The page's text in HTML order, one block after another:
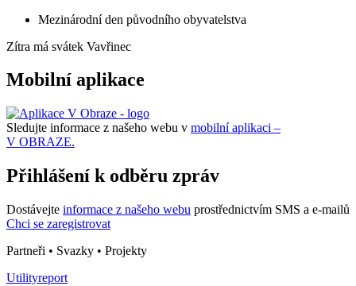
Mezinárodní den původního obyvatelstva
Zítra má svátek Vavřinec
Mobilní aplikace
Sledujte informace z našeho webu v mobilní aplikaci –
V OBRAZE.
Přihlášení k odběru zpráv
Dostávejte informace z našeho webu prostřednictvím SMS a e-mailů
Chci se zaregistrovat
Partneři • Svazky • Projekty
Utilityreport